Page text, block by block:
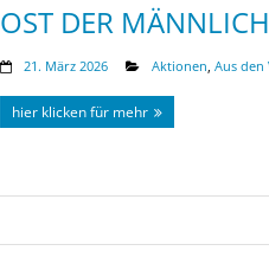
OST DER
21. März 2026 Aktionen ,Aus den
hier klicken für mehr